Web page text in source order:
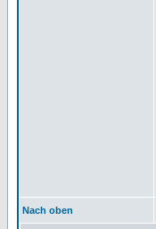
Nach oben